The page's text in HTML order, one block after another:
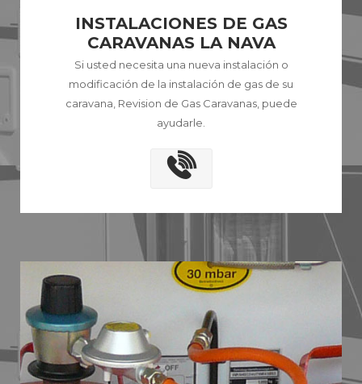
INSTALACIONES DE GAS
CARAVANAS LA NAVA
Si usted necesita una nueva instalación o
modificación de la instalación de gas de su
caravana, Revision de Gas Caravanas, puede
ayudarle.